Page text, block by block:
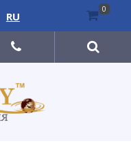
RU
0